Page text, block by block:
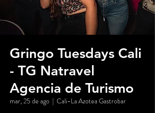
Gringo Tuesdays Cali
- TG Natravel
Agencia de Turismo
mar, 25 de ago
  |
Cali-La Azotea Gastrobar